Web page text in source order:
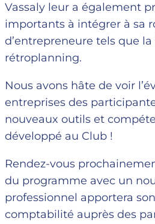
Vassaly leur a également
importants à intégrer à sa
d’entrepreneure tels que
rétroplanning.
Nous avons hâte de voir
entreprises des
nouveaux outils et
développé au Club !
Rendez-vous
du programme avec un
professionnel apportera
comptabilité auprès des